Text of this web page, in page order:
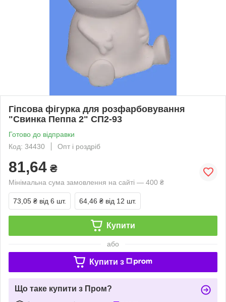
Гіпсова фігурка для розфарбовування
"Свинка Пеппа 2" СП2-93
Готово до відправки
Код: 34430
Опт і роздріб
81,64 ₴
Мінімальна сума замовлення на сайті — 400 ₴
73,05 ₴ від 6 шт. 64,46 ₴ від 12 шт.
Купити
або
Купити з
Що таке купити з Пром?